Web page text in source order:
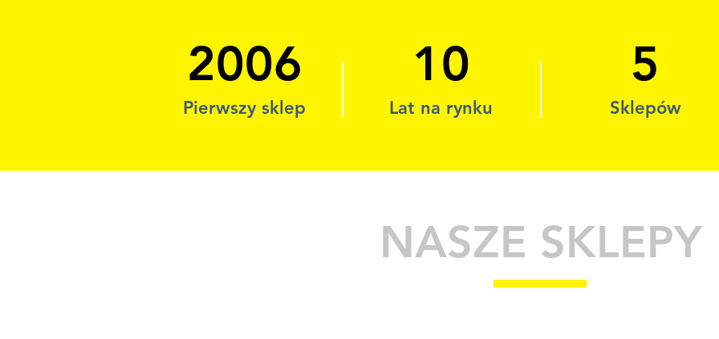
NASZE SKLEPY
2006
Pierwszy sklep
10
Lat na rynku
5
Sklepów